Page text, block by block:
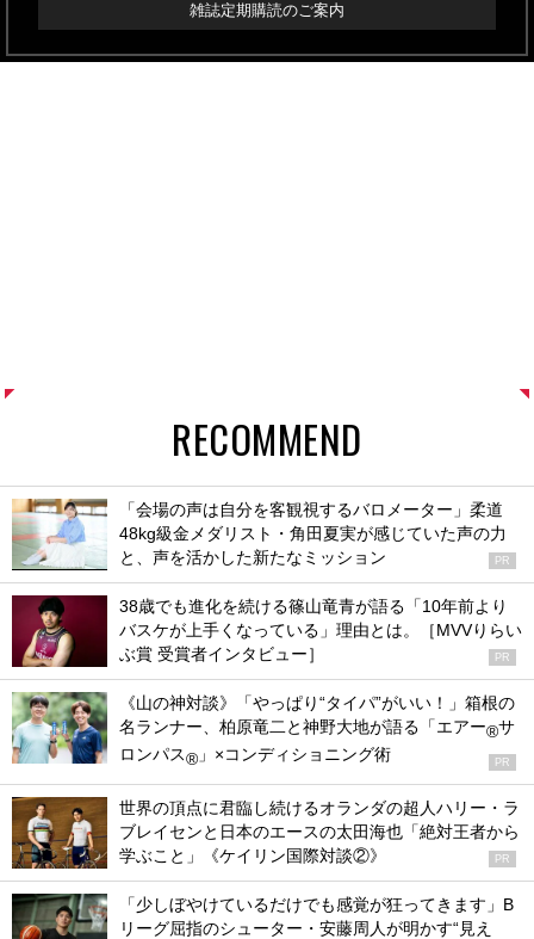
雑誌定期購読のご案内
RECOMMEND
「会場の声は自分を客観視するバロメーター」柔道
48kg級金メダリスト・角田夏実が感じていた声の力
と、声を活かした新たなミッション
PR
38歳でも進化を続ける篠山竜青が語る「10年前より
バスケが上手くなっている」理由とは。［MVVりらい
ぶ賞 受賞者インタビュー］
PR
《山の神対談》「やっぱり“タイパ”がいい！」箱根の
名ランナー、柏原竜二と神野大地が語る「エアー®サ
ロンパス® 」×コンディショニング術 PR
世界の頂点に君臨し続けるオランダの超人ハリー・ラ
ブレイセンと日本のエースの太田海也「絶対王者から
学ぶこと」《ケイリン国際対談②》
PR
「少しぼやけているだけでも感覚が狂ってきます」B
リーグ屈指のシューター・安藤周人が明かす“見え